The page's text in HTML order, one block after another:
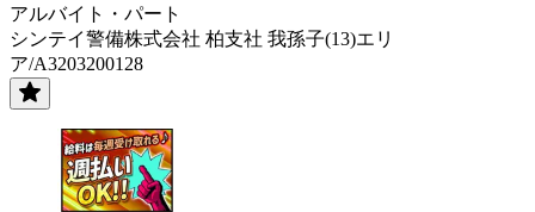
アルバイト・パート
シンテイ警備株式会社 柏支社 我孫子(13)エリ
ア/A3203200128